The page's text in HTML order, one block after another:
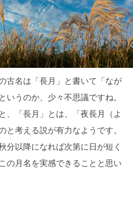
古名は「長月」と書いて「なが
いうのか、少々不思議ですね。
、「長月」とは、「夜長月（よ
と考える説が有力なようです。
分以降になれば次第に日が短く
の月名を実感できることと思い